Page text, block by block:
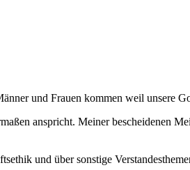
und Frauen kommen weil unsere
anspricht. Meiner bescheidenen
und über sonstige